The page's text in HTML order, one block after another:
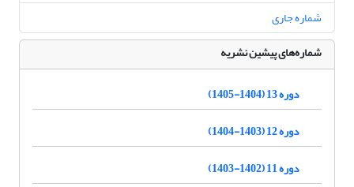
شماره جاری
شماره‌های پیشین نشریه
دوره 13 (1404-1405)
دوره 12 (1403-1404)
دوره 11 (1402-1403)